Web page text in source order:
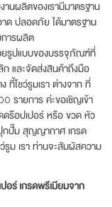
านผลิตของเรามีมาตรฐาน
าด ปลอดภัย ได้มาตรฐาน
ารผลิต
ยรูปแบบของบรรจุภัณฑ์ที่
และจัดส่งสินค้าถึงมือ
ที้โชว์รูมเรา ต่างจาก ที่
รายการ ค่ะขอเชิญเข้า
ร๊อปเปอร์ หรือ ขวด หัว
ปุกปั๊ม สุญญากาศ เกรด
ม เรา ท่านจะสัมผัสความ
อร์ เกรดพรีเมียมจาก